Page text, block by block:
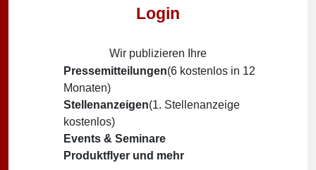
Login
Wir publizieren Ihre
Pressemitteilungen(6 kostenlos in 12
Monaten)
Stellenanzeigen(1. Stellenanzeige
kostenlos)
Events & Seminare
Produktflyer und mehr